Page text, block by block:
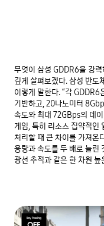
무엇이 삼성 GDDR6을 강
깊게 살펴보겠다. 삼성 반
이렇게 말한다. “각
기반하고, 20나노미터
속도와 최대 72GBps의 데
게임, 특히 리소스 집약적인
처리할 때 큰 차이를 가져온
용량과 속도를 두 배로 늘린
광선 추적과 같은 한 차원